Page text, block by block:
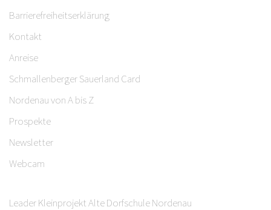
Barrierefreiheitserklärung
Kontakt
Anreise
Schmallenberger Sauerland Card
Nordenau von A bis Z
Prospekte
Newsletter
Webcam
Leader Kleinprojekt Alte Dorfschule Nordenau